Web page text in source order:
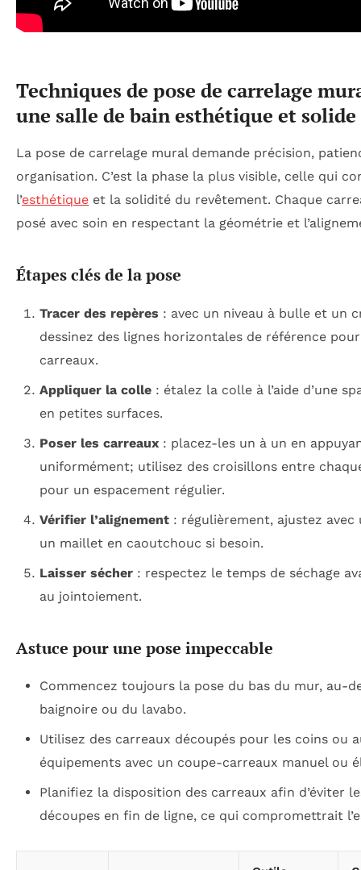
Techniques de pose de carrelage
une salle de bain esthétique et solide
La pose de carrelage mural demande précision,
organisation. C’est la phase la plus visible, celle qui
l’esthétique et la solidité du revêtement. Chaque
posé avec soin en respectant la géométrie et
Étapes clés de la pose
Tracer des repères : avec un niveau à bulle et un
dessinez des lignes horizontales de référence
carreaux.
Appliquer la colle: étalez la colle à l’aide d’une
en petites surfaces.
Poser les carreaux: placez-les un à un en
uniformément; utilisez des croisillons entre
pour un espacement régulier.
Vérifier l’alignement: régulièrement, ajustez avec
un maillet en caoutchouc si besoin.
Laisser sécher: respectez le temps de séchage
au jointoiement.
Astuce pour une pose impeccable
Commencez toujours la pose du bas du mur, au-
baignoire ou du lavabo.
Utilisez des carreaux découpés pour les coins ou
équipements avec un coupe-carreaux manuel ou
Planifiez la disposition des carreaux afin d’éviter
découpes en fin de ligne, ce qui compromettrait